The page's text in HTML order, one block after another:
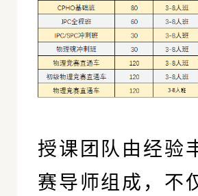
授课团队由经验
赛导师组成，不